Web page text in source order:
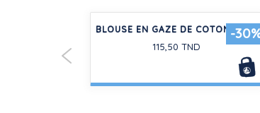
-
BLOUSE EN GAZE DE COTON BÉBÉ
115,50 TND